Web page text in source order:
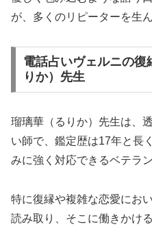
が、多くのリピーターを生
電話占いヴェルニの復
りか）先生
瑠璃華（るりか）先生は、
い師で、鑑定歴は17年と長
みに強く対応できるベテラン
特に復縁や複雑な恋愛にお
読み取り、そこに働きかけ